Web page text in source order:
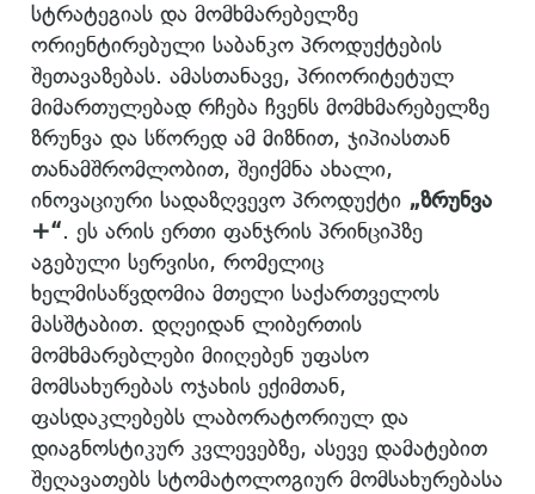
სტრატეგიას და მომხმარებელზე
ორიენტირებული საბანკო პროდუქტების
შეთავაზებას. ამასთანავე, პრიორიტეტულ
მიმართულებად რჩება ჩვენს მომხმარებელზე
ზრუნვა და სწორედ ამ მიზნით, ჯიპიასთან
თანამშრომლობით, შეიქმნა ახალი,
ინოვაციური სადაზღვევო პროდუქტი „ზრუნვა
+“. ეს არის ერთი ფანჯრის პრინციპზე
აგებული სერვისი, რომელიც
ხელმისაწვდომია მთელი საქართველოს
მასშტაბით. დღეიდან ლიბერთის
მომხმარებლები მიიღებენ უფასო
მომსახურებას ოჯახის ექიმთან,
ფასდაკლებებს ლაბორატორიულ და
დიაგნოსტიკურ კვლევებზე, ასევე დამატებით
შეღავათებს სტომატოლოგიურ მომსახურებასა